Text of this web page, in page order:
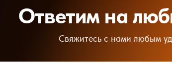
Ответим на
Свяжитесь с нами любым